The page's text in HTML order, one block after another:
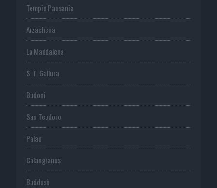
Tempio Pausania
Arzachena
La Maddalena
S. T. Gallura
Budoni
San Teodoro
Palau
Calangianus
Buddusò